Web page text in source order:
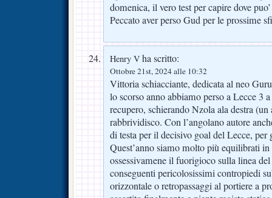
domenica, il vero test per capire dove
Peccato aver perso Gud per le prossime
Henry V ha scritto:
Ottobre 21st, 2024 alle 10:32
Vittoria schiacciante, dedicata al neo
lo scorso anno abbiamo perso a Lecce 3
recupero, schierando Nzola ala destra
rabbrividisco. Con l’angolano autore
di testa per il decisivo goal del Lecce, per
Quest’anno siamo molto più equilibrati
ossessivamene il fuorigioco sulla linea
conseguenti pericolosissimi contropiedi
orizzontale o retropassaggi al portiere a